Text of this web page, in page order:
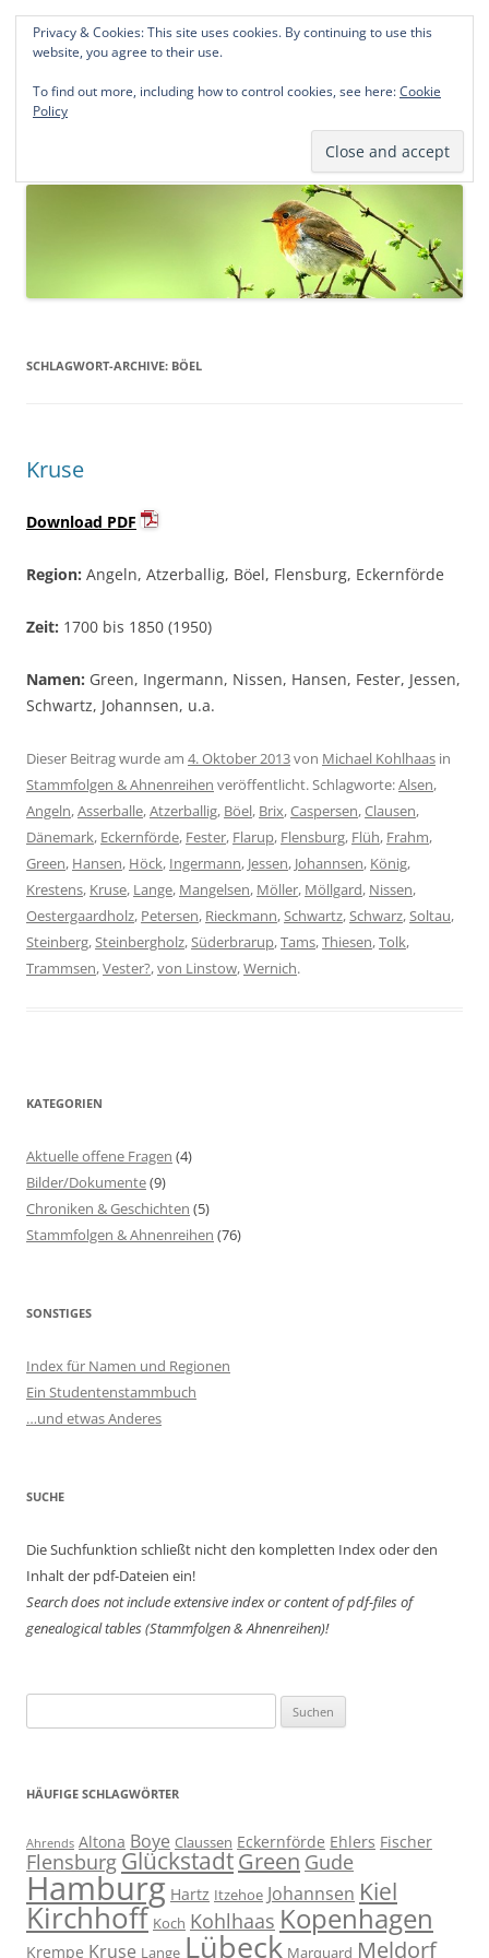
Norddeutsche Genealogien
Michael Kohlhaas und Jens Kirchhoff
springen
SCHLAGWORT-ARCHIVE: BÖEL
Kruse
Download PDF
Region: Angeln, Atzerballig, Böel, Flensburg, Eckernförde
Zeit: 1700 bis 1850 (1950)
Namen: Green, Ingermann, Nissen, Hansen, Fester, Jessen,
Schwartz, Johannsen, u.a.
Dieser Beitrag wurde am 4. Oktober 2013von Michael Kohlhaas in
Stammfolgen & Ahnenreihen veröffentlicht. Schlagworte:Alsen,
Angeln,Asserballe,Atzerballig, Böel, Brix,Caspersen,Clausen,
Dänemark, Eckernförde, Fester, Flarup, Flensburg, Flüh, Frahm,
Green, Hansen, Höck, Ingermann, Jessen, Johannsen, König,
Krestens, Kruse, Lange, Mangelsen, Möller, Möllgard, Nissen,
Oestergaardholz, Petersen, Rieckmann,Schwartz,Schwarz,Soltau,
Steinberg,Steinbergholz,Süderbrarup,Tams,Thiesen,Tolk,
Trammsen,Vester?,von Linstow,Wernich.
KATEGORIEN
Aktuelle offene Fragen (4)
Bilder/Dokumente(9)
Chroniken & Geschichten (5)
Stammfolgen & Ahnenreihen (76)
SONSTIGES
Index für Namen und Regionen
Ein Studentenstammbuch
…und etwas Anderes
SUCHE
Die Suchfunktion schließt nicht den kompletten Index oder den
Inhalt der pdf-Dateien ein!
Search does not include extensive index or content ofpdf-files of
genealogical tables (Stammfolgen & Ahnenreihen)!
nach:
HÄUFIGE SCHLAGWÖRTER
Ahrends Altona Boye Claussen Eckernförde Ehlers Fischer
Flensburg GlückstadtGreen Gude
Hamburg Hartz Itzehoe Johannsen Kiel
Kirchhoff Koch Kohlhaas Kopenhagen
Krempe Kruse Lange Lübeck Marquard Meldorf
Privacy & Cookies: This site uses cookies. By continuing to use this
website, you agree to their use.
To find out more, including how to control cookies, see here:Cookie
Policy